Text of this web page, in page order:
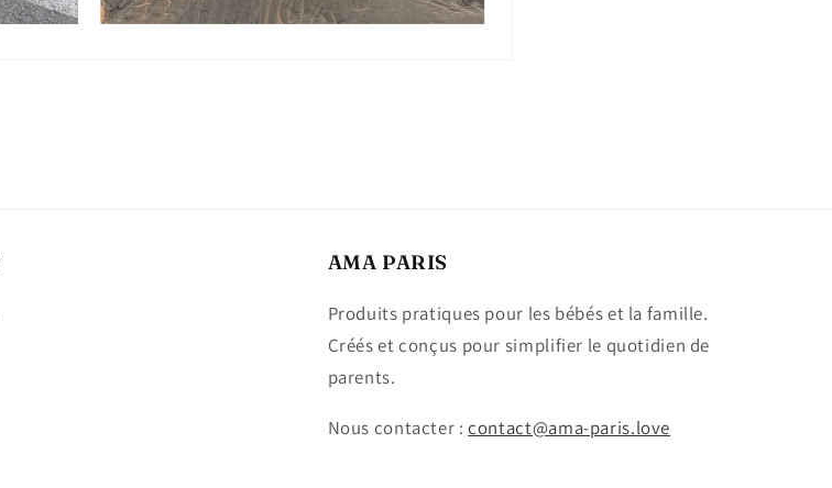
AMA PARIS
Produits pratiques pour les bébés et la famille.
Créés et conçus pour simplifier le quotidien de
parents.
Nous contacter :contact@ama-paris.love